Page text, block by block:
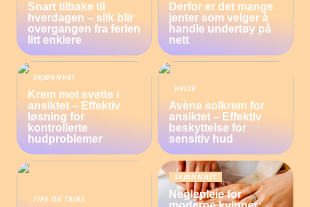
Snart tilbake til
hverdagen – slik blir
overgangen fra ferien
litt enklere
Derfor er det mange
jenter som velger å
handle undertøy på
nett
SKJØNNHET
Krem mot svette i
ansiktet – Effektiv
løsning for
kontrollerte
hudproblemer
HELSE
Avène solkrem for
ansiktet – Effektiv
beskyttelse for
sensitiv hud
TIPS OG TRIKS
SKJØNNHET
Neglepleie for